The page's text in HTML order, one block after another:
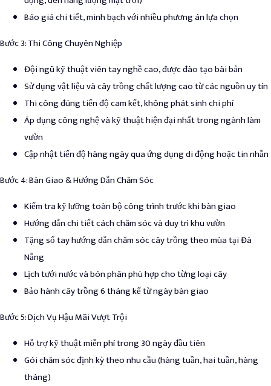
Báo giá chi tiết, minh bạch với nhiều phương án lựa chọn
Bước 3: Thi Công Chuyên Nghiệp
Đội ngũ kỹ thuật viên tay nghề cao, được đào tạo bài bản
Sử dụng vật liệu và cây trồng chất lượng cao từ các nguồn uy tín
Thi công đúng tiến độ cam kết, không phát sinh chi phí
Áp dụng công nghệ và kỹ thuật hiện đại nhất trong ngành làm
vườn
Cập nhật tiến độ hàng ngày qua ứng dụng di động hoặc tin nhắn
Bước 4: Bàn Giao & Hướng Dẫn Chăm Sóc
Kiểm tra kỹ lưỡng toàn bộ công trình trước khi bàn giao
Hướng dẫn chi tiết cách chăm sóc và duy trì khu vườn
Tặng sổ tay hướng dẫn chăm sóc cây trồng theo mùa tại Đà
Nẵng
Lịch tưới nước và bón phân phù hợp cho từng loại cây
Bảo hành cây trồng 6 tháng kể từ ngày bàn giao
Bước 5: Dịch Vụ Hậu Mãi Vượt Trội
Hỗ trợ kỹ thuật miễn phí trong 30 ngày đầu tiên
Gói chăm sóc định kỳ theo nhu cầu (hàng tuần, hai tuần, hàng
tháng)